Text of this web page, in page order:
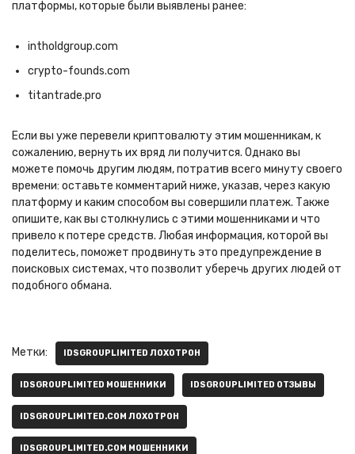
платформы, которые были выявлены ранее:
intholdgroup.com
crypto-founds.com
titantrade.pro
Если вы уже перевели криптовалюту этим мошенникам, к
сожалению, вернуть их вряд ли получится. Однако вы
можете помочь другим людям, потратив всего минуту своего
времени: оставьте комментарий ниже, указав, через какую
платформу и каким способом вы совершили платеж. Также
опишите, как вы столкнулись с этими мошенниками и что
привело к потере средств. Любая информация, которой вы
поделитесь, поможет продвинуть это предупреждение в
поисковых системах, что позволит уберечь других людей от
подобного обмана.
Метки: IDSGROUPLIMITED ЛОХОТРОН
IDSGROUPLIMITED МОШЕННИКИ IDSGROUPLIMITED ОТЗЫВЫ
IDSGROUPLIMITED.COM ЛОХОТРОН
IDSGROUPLIMITED.COM МОШЕННИКИ